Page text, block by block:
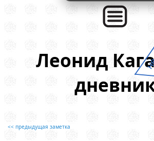
Леонид
<< предыдущая заметка